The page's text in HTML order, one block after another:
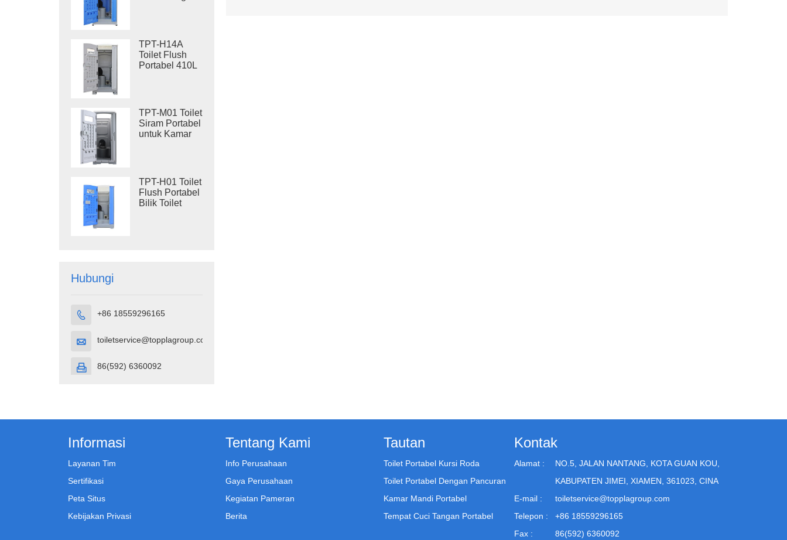
untuk Lokasi
Proyek
TPT-H14A
Toilet Flush
Portabel 410L
TPT-M01 Toilet
Siram Portabel
untuk Kamar
TPT-H01 Toilet
Flush Portabel
Bilik Toilet
Hubungi
 +86 18559296165
 toiletservice@topplagroup.com
 86(592) 6360092
Kontak
Alamat :
NO.5, JALAN NANTANG, KOTA GUAN KOU,
KABUPATEN JIMEI, XIAMEN, 361023, CINA
E-mail :
toiletservice@topplagroup.com
Telepon :
+86 18559296165
Fax :
86(592) 6360092
Informasi
Layanan Tim
Sertifikasi
Peta Situs
Kebijakan Privasi
Tentang Kami
Info Perusahaan
Gaya Perusahaan
Kegiatan Pameran
Berita
Tautan
Toilet Portabel Kursi Roda
Toilet Portabel Dengan Pancuran
Kamar Mandi Portabel
Tempat Cuci Tangan Portabel